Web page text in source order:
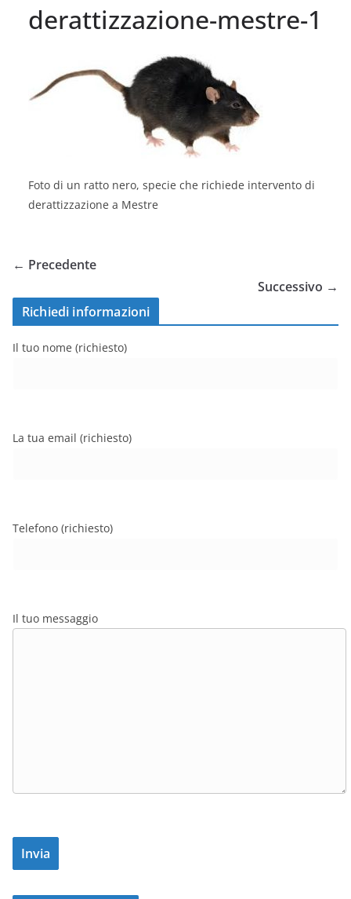
derattizzazione-mestre-1
Foto di un ratto nero, specie che richiede intervento di
derattizzazione a Mestre
← Precedente
Successivo →
Richiedi informazioni
Il tuo nome (richiesto)
La tua email (richiesto)
Telefono (richiesto)
Il tuo messaggio